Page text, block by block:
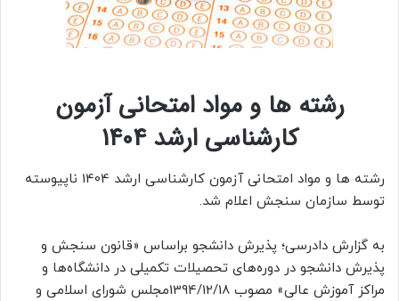
رشته ها و مواد امتحانی آزمون
کارشناسی ارشد 1404
رشته ها و مواد امتحانی آزمون کارشناسی ارشد 1404 ناپیوسته
توسط سازمان سنجش اعلام شد.
به گزارش دادرسی؛ پذیرش دانشجو براساس «قانون سنجش و
پذیرش دانشجو در دوره‌های تحصیلات تکمیلی در دانشگاه‌ها و
مراکز آموزش عالی» مصوب 1394/12/18مجلس شورای اسلامی و